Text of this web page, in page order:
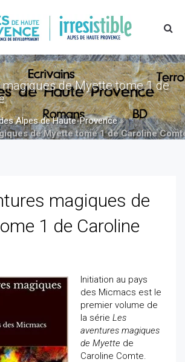
de Myette tome 1 de
Alpes de Haute-Provence»
de Myette tome 1 de Caroline
magiques de
1 de Caroline
Initiation au pays
des Micmacs est le
premier volume de
la série Les
aventures magiques
de Myette de
Caroline Comte.